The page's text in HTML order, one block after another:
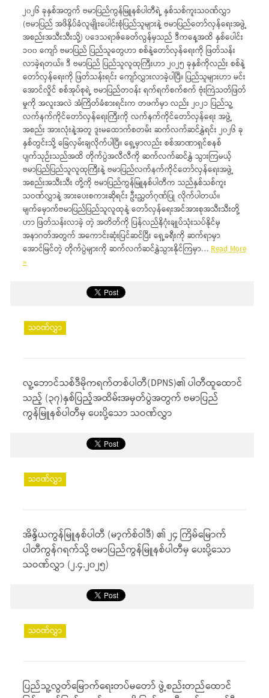
၂၀၂၆ ခုနှစ်အတွက် ဗမာပြည်ကွန်မြူနစ်ပါတီရဲ့ နှစ်သစ်ကူးသဝဏ်လွှာ
(ဗမာပြည် အဖိနှိပ်ခံလူမျိုးပေါင်းစုံပြည်သူများနဲ့ ဗမာပြည်တော်လှန်ရေးအဖွဲ့
အစည်းအသီးသီးသို့) ပဒေသရာဇ်ခေတ်လွန်မှသည် ဒီကနေ့အထိ နှစ်ပေါင်း
၁၀၀ ကျော် ဗမာပြည် ပြည်သူတွေဟာ စစ်နဲ့တော်လှန်ရေးကို ဖြတ်သန်း
လာခဲ့ရတယ်။ ဒီ ဗမာပြည် ပြည်သူလူထုကြီးဟာ ၂၀၂၅ ခုနှစ်ကိုလည်း စစ်နဲ့
တော်လှန်ရေးကို ဖြတ်သန်းရင်း ကျော်လွှားလာခဲ့ပါပြီ။ ပြည်သူများဟာ မင်း
အောင်လှိုင် စစ်အုပ်စုရဲ့ ဗမာပြည်တဝန်း ရက်ရက်စက်စက် ဗုံးကြဲသတ်ဖြတ်
မှုကို အလူးအလဲ အံကြိတ်ခံစားရင်းက တဖက်မှာ လည်း ၂၀၂၁ ပြည်သူ့
လက်နက်ကိုင်တော်လှန်ရေးကြီးကို လက်နက်ကိုင်တော်လှန်ရေး အဖွဲ့
အစည်း အားလုံးနဲ့အတူ ဒူးမထောက်စတမ်း ဆက်လက်ဆင်နွှဲရင်း ၂၀၂၆ ခု
နှစ်တွင်းသို့ ခြေလှမ်းချလိုက်ပါပြီ။ ရှေ့မှာလည်း စစ်အာဏာရှင်စနစ်
ပျက်သုဉ်းသည်အထိ တိုက်ပွဲအလီလီကို ဆက်လက်ဆင်နွှဲ သွားကြမယ့်
ဗမာပြည်ပြည်သူလူထုကြီးနဲ့ ဗမာပြည်လက်နက်ကိုင်တော်လှန်ရေးအဖွဲ့
အစည်းအသီးသီး တို့ကို ဗမာပြည်ကွန်မြူနစ်ပါတီက သည်နှစ်သစ်ကူး
သဝဏ်လွှာနဲ့ အားပေးစကားဆိုရင်း ဦးညွှတ်ဂုဏ်ပြု လိုက်ပါတယ်။
မျက်မှောက်ဗမာပြည်ပြည်သူလူထုနဲ့ တော်လှန်ရေးအင်အားစုအသီးသီးတို့
ဟာ ဖြတ်သန်းလာခဲ့ တဲ့ အတိတ်ကို ပြန်လည်နိဂုံးချုပ်သုံးသပ်နိုင်မှ
အနာဂတ်အတွက် အကောင်းဆုံးပြင်ဆင်ပြီး ရှေ့ခရီးကို ဆက်ရာမှာ
အောင်မြင်တဲ့ တိုက်ပွဲများကို ဆက်လက်ဆင်နွှဲသွားနိုင်ကြမှာ…Read More
»
သဝဏ်လွှာ
လူ့ဘောင်သစ်ဒီမိုကရက်တစ်ပါတီ(DPNS)၏ ပါတီထူထောင်
သည့် (၃၇)နှစ်ပြည့်အထိမ်းအမှတ်ပွဲအတွက် ဗမာပြည်
ကွန်မြူနစ်ပါတီမှ ပေးပို့သော သဝဏ်လွှာ
သဝဏ်လွှာ
အိန္ဒိယကွန်မြူနစ်ပါတီ (မာ့က်စ်ဝါဒီ) ၏ ၂၄ ကြိမ်မြောက်
ပါတီကွန်ဂရက်သို့ ဗမာပြည်ကွန်မြူနစ်ပါတီမှ ပေးပို့သော
သဝဏ်လွှာ (၂.၄.၂၀၂၅)
သဝဏ်လွှာ
ပြည်သူ့လွတ်မြောက်ရေးတပ်မတော် ဖွဲ့စည်းတည်ထောင်